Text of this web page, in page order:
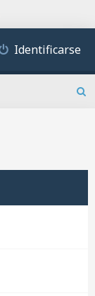
Identificarse